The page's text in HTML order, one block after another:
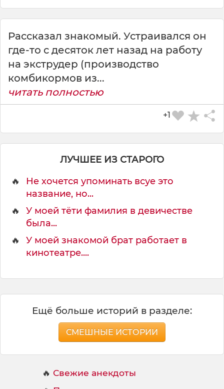
СКАЧАТЬ КАРТИНКУ
Рассказал знакомый. Устраивался он
где-то с десяток лет назад на работу
на экструдер (производство
комбикормов из...
читать полностью
+1
ЛУЧШЕЕ ИЗ СТАРОГО
🔥
Не хочется упоминать всуе это
название, но...
🔥
У моей тёти фамилия в девичестве
была...
🔥
У моей знакомой брат работает в
кинотеатре....
Ещё больше историй в разделе:
СМЕШНЫЕ ИСТОРИИ
🔥 Свежие анекдоты